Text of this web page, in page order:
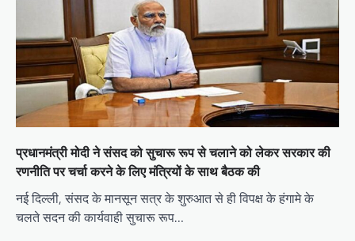
t
i
o
n
प्रधानमंत्री मोदी ने संसद को सुचारू रूप से चलाने को लेकर सरकार की
रणनीति पर चर्चा करने के लिए मंत्रियों के साथ बैठक की
नई दिल्ली, संसद के मानसून सत्र के शुरुआत से ही विपक्ष के हंगामे के
चलते सदन की कार्यवाही सुचारू रूप…